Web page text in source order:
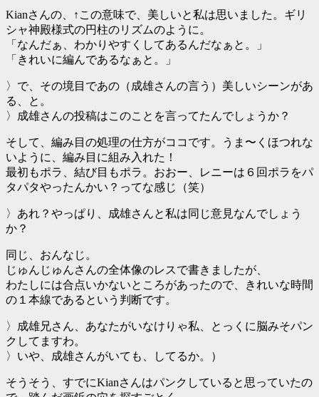
Kianさんの、↑この意味で、美しいと私は思いました。ギリ
シャ神殿様式の円柱のリズムのように。
「なんだぁ、わかりやすくしてあるんだなぁと。」
「きれいに編んであるなぁと。」
〉で、その境目であの（成雄さんの言う）美しいシーンがあ
る、と。
〉成雄さんの投稿はこのことを言ってたんでしょうか？
そして、編み目の処理の仕方がココです。うま〜くほつれな
いように、編み目に組み入れた！
最初もポラ、結び目もポラ。おおー、レニーは６回ポラをパ
タパタやったんかい？ってな感じ（笑）
〉あれ？やっぱり、成雄さんと私は同じ意見なんでしょう
か？
同じ、おんなじ。
じゅんじゅんさんの全体像のレスで書きましたが、
わたしには合点いかないところがあったので、きれいな時間
の１本線であるという判断です。
〉成雄兄さん、あなたがいなけりゃ私、とっくに脳みそパン
クしてますわ。
〉いや、成雄さんがいても、してるか。）
そうそう、すでにKianさんはパンクしていると思っていたの